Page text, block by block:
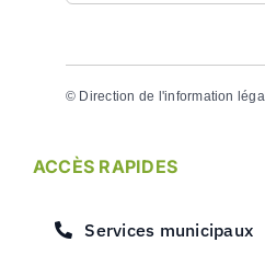
© Direction de l'information
ACCÈS RAPIDES
Services municipaux